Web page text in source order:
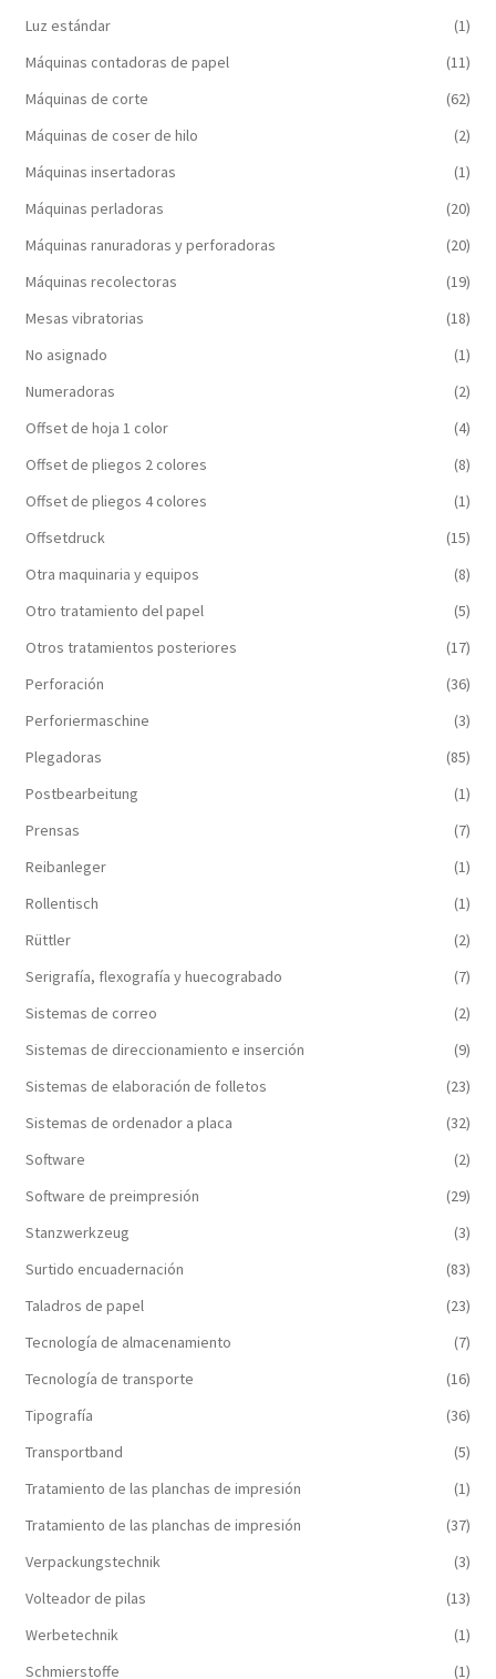
Luz estándar
(1)
Máquinas contadoras de papel
(11)
Máquinas de corte
(62)
Máquinas de coser de hilo
(2)
Máquinas insertadoras
(1)
Máquinas perladoras
(20)
Máquinas ranuradoras y perforadoras
(20)
Máquinas recolectoras
(19)
Mesas vibratorias
(18)
No asignado
(1)
Numeradoras
(2)
Offset de hoja 1 color
(4)
Offset de pliegos 2 colores
(8)
Offset de pliegos 4 colores
(1)
Offsetdruck
(15)
Otra maquinaria y equipos
(8)
Otro tratamiento del papel
(5)
Otros tratamientos posteriores
(17)
Perforación
(36)
Perforiermaschine
(3)
Plegadoras
(85)
Postbearbeitung
(1)
Prensas
(7)
Reibanleger
(1)
Rollentisch
(1)
Rüttler
(2)
Serigrafía, flexografía y huecograbado
(7)
Sistemas de correo
(2)
Sistemas de direccionamiento e inserción
(9)
Sistemas de elaboración de folletos
(23)
Sistemas de ordenador a placa
(32)
Software
(2)
Software de preimpresión
(29)
Stanzwerkzeug
(3)
Surtido encuadernación
(83)
Taladros de papel
(23)
Tecnología de almacenamiento
(7)
Tecnología de transporte
(16)
Tipografía
(36)
Transportband
(5)
Tratamiento de las planchas de impresión
(1)
Tratamiento de las planchas de impresión
(37)
Verpackungstechnik
(3)
Volteador de pilas
(13)
Werbetechnik
(1)
Schmierstoffe
(1)